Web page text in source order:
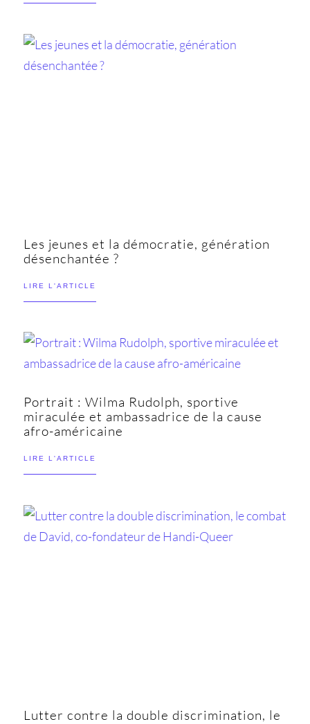
Les jeunes et la démocratie, génération
désenchantée ?
LIRE L'ARTICLE
Portrait : Wilma Rudolph, sportive
miraculée et ambassadrice de la cause
afro-américaine
LIRE L'ARTICLE
Lutter contre la double discrimination, le